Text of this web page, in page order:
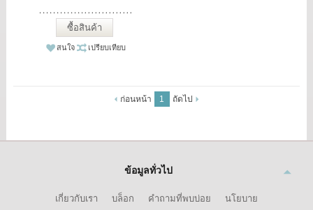
ซื้อสินค้า
สนใจ เปรียบเทียบ
ก่อนหน้า 1 ถัดไป
ข้อมูลทั่วไป
เกี่ยวกับเรา บล็อก คำถามที่พบบ่อย
นโยบาย